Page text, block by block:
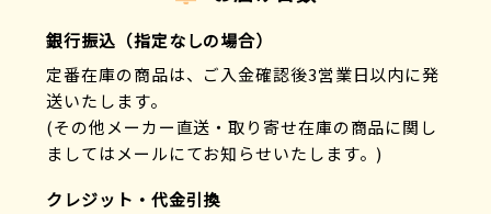
銀行振込（指定なしの場合）
定番在庫の商品は、ご入金確認後3営業日以内に発
送いたします。
(その他メーカー直送・取り寄せ在庫の商品に関し
ましてはメールにてお知らせいたします。)
クレジット・代金引換